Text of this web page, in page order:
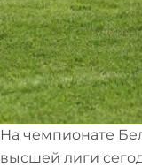
На чемпионате
высшей лиги